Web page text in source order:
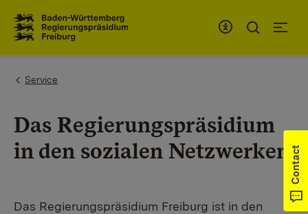
You are here:
Service
Das Regierungspräsidium
in den sozialen Netzwerken Contact
Das Regierungspräsidium Freiburg ist in den